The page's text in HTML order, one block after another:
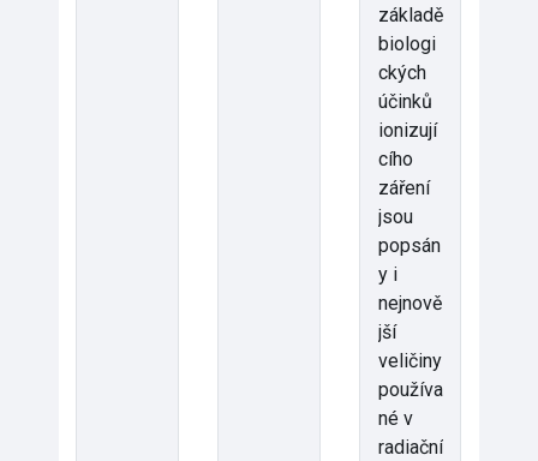
základě
biologi
ckých
účinků
ionizují
cího
záření
jsou
popsán
y i
nejnově
jší
veličiny
používa
né v
radiační